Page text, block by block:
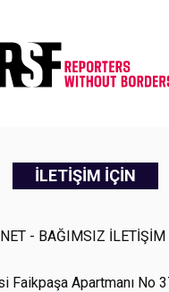
İLETİŞİM İÇİN
- BAĞIMSIZ İLETİŞİM
Faikpaşa Apartmanı No